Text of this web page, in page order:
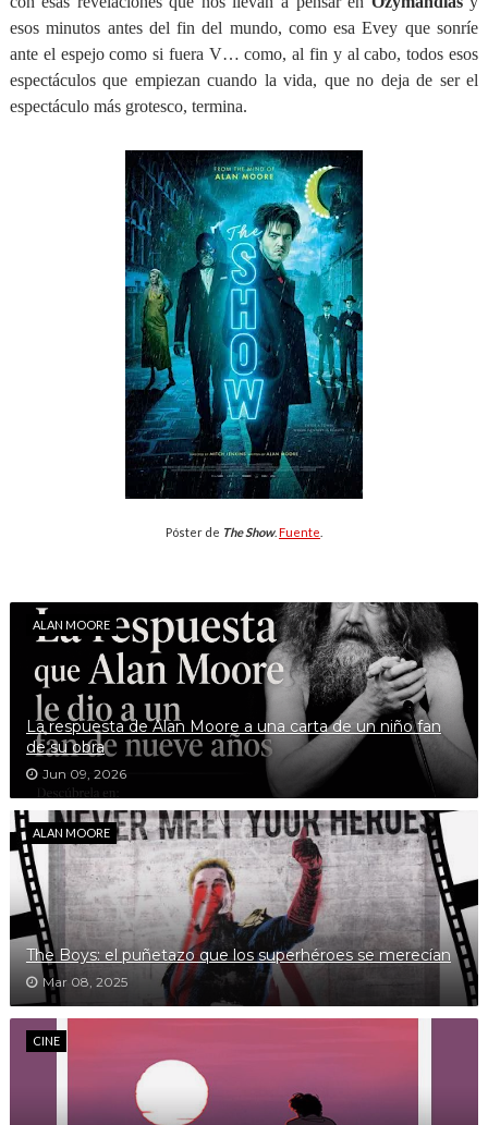
esos minutos antes del fin del mundo, como esa Evey que sonríe
ante el espejo como si fuera V… como, al fin y al cabo, todos esos
espectáculos que empiezan cuando la vida, que no deja de ser el
espectáculo más grotesco, termina.
Póster de The Show. Fuente
ALAN MOORE
La respuesta de Alan Moore a una carta de un niño fan
de su obra
Jun 09, 2026
ALAN MOORE
The Boys: el puñetazo que los superhéroes se merecían
Mar 08, 2025
CINE